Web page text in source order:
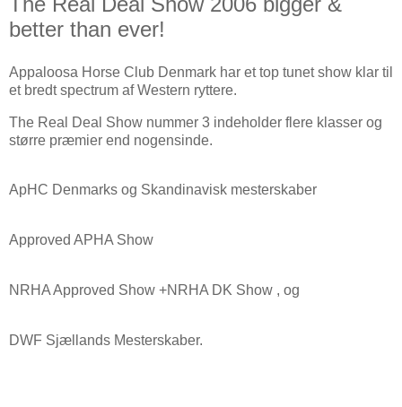
better than ever!
Appaloosa Horse Club Denmark har et top tunet show klar til
et bredt spectrum af Western ryttere.
The Real Deal Show nummer 3 indeholder flere klasser og
større præmier end nogensinde.
ApHC Denmarks og Skandinavisk mesterskaber
Approved APHA Show
NRHA Approved Show +NRHA DK Show , og
DWF Sjællands Mesterskaber.